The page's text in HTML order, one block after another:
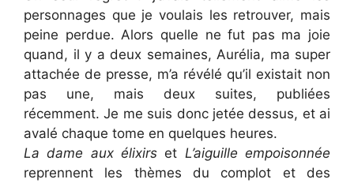
personnages que je voulais les retrouver, mais
peine perdue. Alors quelle ne fut pas ma joie
quand, il y a deux semaines, Aurélia, ma super
attachée de presse, m’a révélé qu’il existait non
pas une, mais deux suites, publiées
récemment. Je me suis donc jetée dessus, et ai
avalé chaque tome en quelques heures.
La dame aux élixirs et L’aiguille empoisonnée
reprennent les thèmes du complot et des